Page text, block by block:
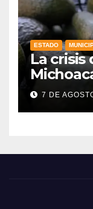
ESTADO
La crisis
7 DE